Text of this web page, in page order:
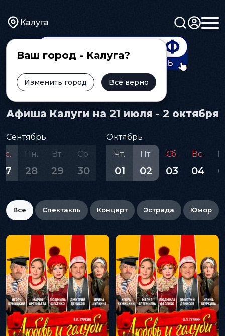
Калуга
Ваш город - Калуга?
Изменить город Всё верно
Главная Афиша
Афиша Калуги на 21 июля - 2 октября
Сентябрь
Пн.
28
Вт.
29
Ср.
30
Октябрь
Чт.
01
Пт.
02
Сб.
03
Вс.
04
Все Спектакль Концерт Эстрада Юмор